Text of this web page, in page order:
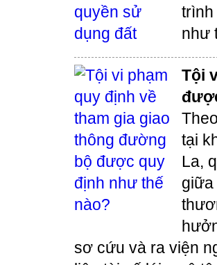
trình
như
Tội
tại
La,
giữa
sơ cứu và ra viện